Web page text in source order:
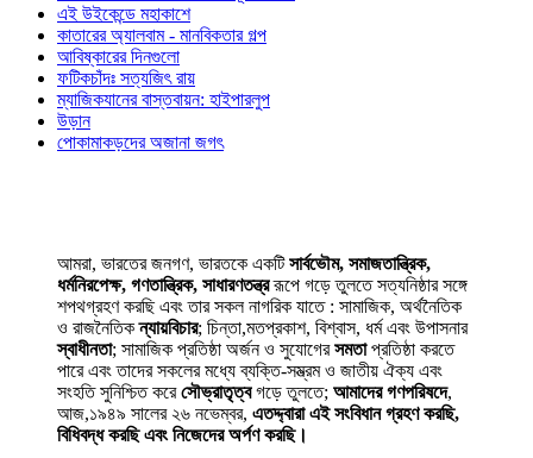
এই উইকেন্ডে মহাকাশে
কাতারের অ্যালবাম - মানবিকতার গল্প
আবিষ্কারের দিনগুলো
ফটিকচাঁদঃ সত্যজিৎ রায়
ম্যাজিকযানের বাস্তবায়ন: হাইপারলুপ
উড়ান
পোকামাকড়দের অজানা জগৎ
আমরা, ভারতের জনগণ, ভারতকে একটিসার্বভৌম, সমাজতান্ত্রিক,
ধর্মনিরপেক্ষ, গণতান্ত্রিক, সাধারণতন্ত্ররূপে গড়ে তুলতে সত্যনিষ্ঠার সঙ্গে
শপথগ্রহণ করছি এবং তার সকল নাগরিক যাতে : সামাজিক, অর্থনৈতিক
ও রাজনৈতিকন্যায়বিচার; চিন্তা,মতপ্রকাশ, বিশ্বাস, ধর্ম এবং উপাসনার
স্বাধীনতা; সামাজিক প্রতিষ্ঠা অর্জন ও সুযোগেরসমতাপ্রতিষ্ঠা করতে
পারে এবং তাদের সকলের মধ্যে ব্যক্তি-সম্ভ্রম ও জাতীয় ঐক্য এবং
সংহতি সুনিশ্চিত করেসৌভ্রাতৃত্বগড়ে তুলতে; আমাদের গণপরিষদে,
আজ,১৯৪৯ সালের ২৬ নভেম্বর, এতদ্দ্বারা এই সংবিধান গ্রহণ করছি,
বিধিবদ্ধ করছি এবং নিজেদের অর্পণ করছি।